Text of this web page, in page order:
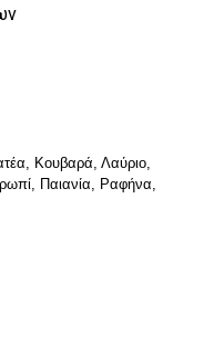
Κουβαρά, Λαύριο,
Παιανία, Ραφήνα,